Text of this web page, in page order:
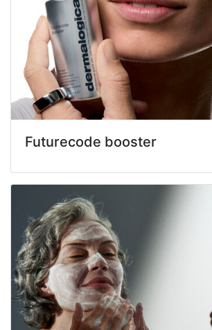
Futurecode booster